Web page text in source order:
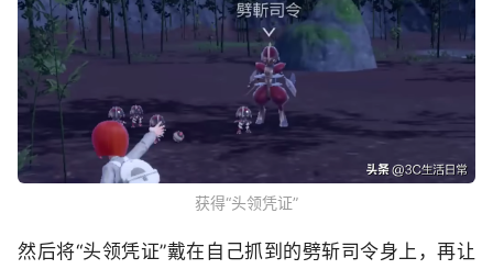
获得“头领凭证”
然后将“头领凭证”戴在自己抓到的劈斩司令身上，再让